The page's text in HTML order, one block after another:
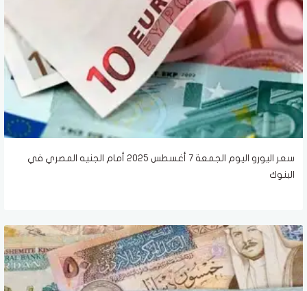
سعر اليورو اليوم الجمعة 7 أغسطس 2025 أمام الجنيه المصري في
البنوك